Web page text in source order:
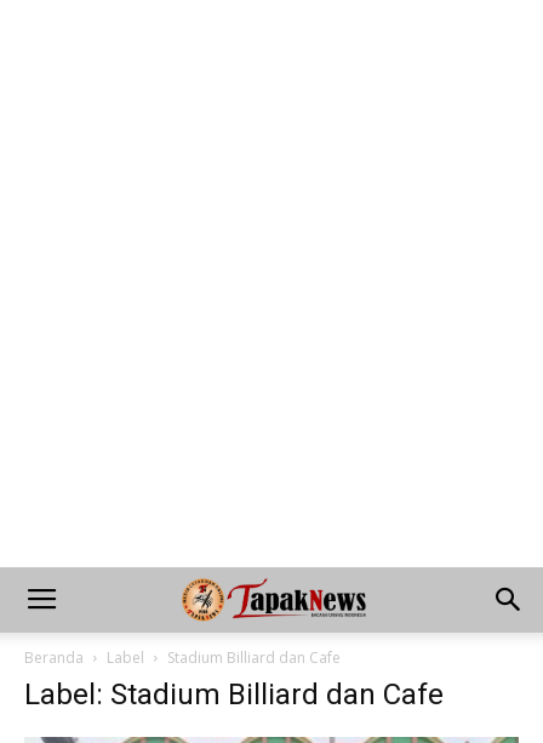
Beranda Label Stadium Billiard dan Cafe
Label: Stadium Billiard dan Cafe